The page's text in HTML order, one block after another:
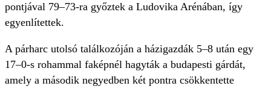
pontjával 79–73-ra győztek a Ludovika Arénában, így
egyenlítettek.
A párharc utolsó találkozóján a házigazdák 5–8 után egy
17–0-s rohammal faképnél hagyták a budapesti gárdát,
amely a második negyedben két pontra csökkentette